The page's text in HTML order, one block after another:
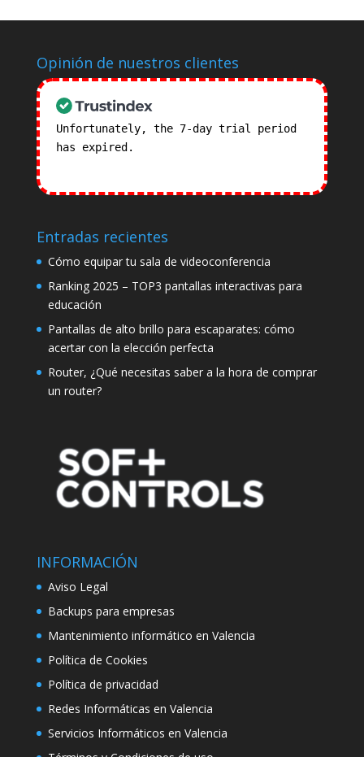
Opinión de nuestros clientes
Unfortunately, the 7-day trial period
has expired.
Entradas recientes
Cómo equipar tu sala de videoconferencia
Ranking 2025 – TOP3 pantallas interactivas para
educación
Pantallas de alto brillo para escaparates: cómo
acertar con la elección perfecta
Router, ¿Qué necesitas saber a la hora de comprar
un router?
INFORMACIÓN
Aviso Legal
Backups para empresas
Mantenimiento informático en Valencia
Política de Cookies
Política de privacidad
Redes Informáticas en Valencia
Servicios Informáticos en Valencia